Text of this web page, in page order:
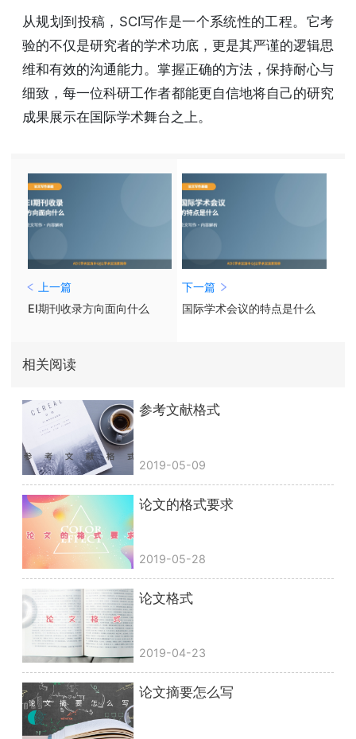
从规划到投稿，SCI写作是一个系统性的工程。它考
验的不仅是研究者的学术功底，更是其严谨的逻辑思
维和有效的沟通能力。掌握正确的方法，保持耐心与
细致，每一位科研工作者都能更自信地将自己的研究
成果展示在国际学术舞台之上。
上一篇
EI期刊收录方向面向什么
下一篇
国际学术会议的特点是什么
相关阅读
参考文献格式
2019-05-09
论文的格式要求
2019-05-28
论文格式
2019-04-23
论文摘要怎么写